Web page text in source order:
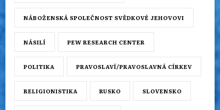
NÁBOŽENSKÁ SPOLEČNOST SVĚDKOVÉ JEHOVOVI
NÁSILÍ PEW RESEARCH CENTER
POLITIKA PRAVOSLAVÍ/PRAVOSLAVNÁ CÍRKEV
RELIGIONISTIKA RUSKO SLOVENSKO